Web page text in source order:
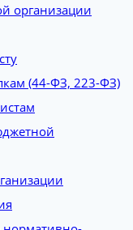
организации
(44-ФЗ, 223-ФЗ)